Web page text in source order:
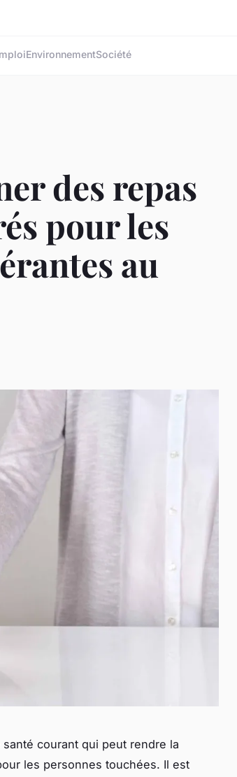
EnvironnementSociété
des repas
pour les
au
courant qui peut rendre la
les personnes touchées. Il est